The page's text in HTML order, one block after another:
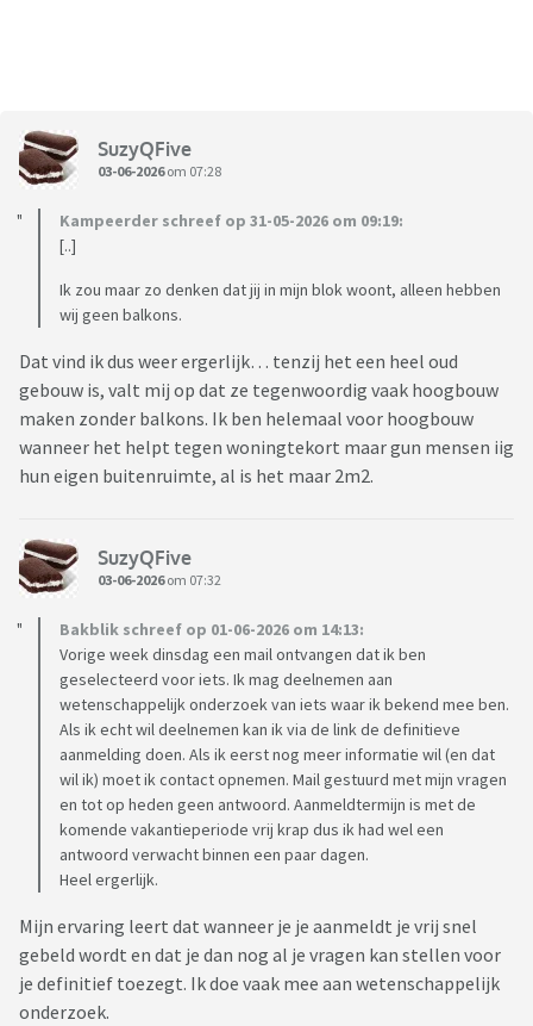
SuzyQFive
03-06-2026om 07:28
Kampeerder schreef op 31-05-2026 om 09:19:
[..]
Ik zou maar zo denken dat jij in mijn blok woont, alleen hebben
wij geen balkons.
Dat vind ik dus weer ergerlijk… tenzij het een heel oud
gebouw is, valt mij op dat ze tegenwoordig vaak hoogbouw
maken zonder balkons. Ik ben helemaal voor hoogbouw
wanneer het helpt tegen woningtekort maar gun mensen iig
hun eigen buitenruimte, al is het maar 2m2.
SuzyQFive
03-06-2026om 07:32
Bakblik schreef op 01-06-2026 om 14:13:
Vorige week dinsdag een mail ontvangen dat ik ben
geselecteerd voor iets. Ik mag deelnemen aan
wetenschappelijk onderzoek van iets waar ik bekend mee ben.
Als ik echt wil deelnemen kan ik via de link de definitieve
aanmelding doen. Als ik eerst nog meer informatie wil (en dat
wil ik) moet ik contact opnemen. Mail gestuurd met mijn vragen
en tot op heden geen antwoord. Aanmeldtermijn is met de
komende vakantieperiode vrij krap dus ik had wel een
antwoord verwacht binnen een paar dagen.
Heel ergerlijk.
Mijn ervaring leert dat wanneer je je aanmeldt je vrij snel
gebeld wordt en dat je dan nog al je vragen kan stellen voor
je definitief toezegt. Ik doe vaak mee aan wetenschappelijk
onderzoek.